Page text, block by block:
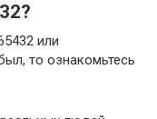
?
или
то ознакомьтесь